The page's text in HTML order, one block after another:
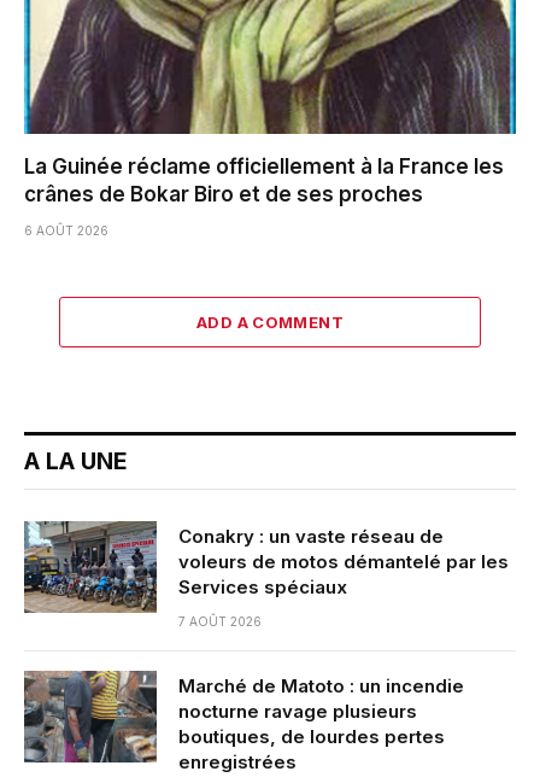
La Guinée réclame officiellement à la France les
crânes de Bokar Biro et de ses proches
6 AOÛT 2026
ADD A COMMENT
A LA UNE
Conakry : un vaste réseau de
voleurs de motos démantelé par les
Services spéciaux
7 AOÛT 2026
Marché de Matoto : un incendie
nocturne ravage plusieurs
boutiques, de lourdes pertes
enregistrées